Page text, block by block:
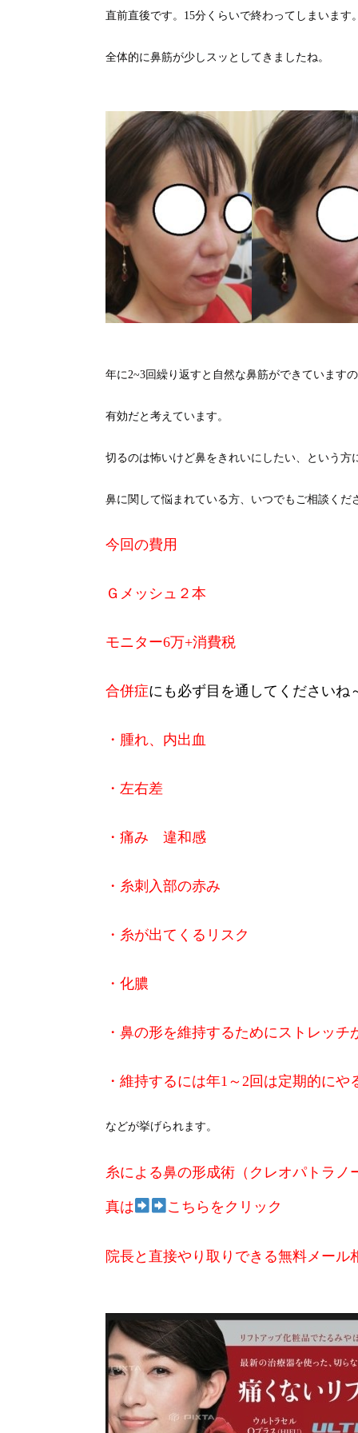
直前直後です。15分くらいで終わってしまいます
全体的に鼻筋が少しスッとしてきましたね。
年に2~3回繰り返すと自然な鼻筋ができています
有効だと考えています。
切るのは怖いけど鼻をきれいにしたい、という方
鼻に関して悩まれている方、いつでもご相談くだ
今回の費用
Ｇメッシュ２本
モニター6万+消費税
合併症にも必ず目を通してくださいね
・腫れ、内出血
・左右差
・痛み 違和感
・糸刺入部の赤み
・糸が出てくるリスク
・化膿
・鼻の形を維持するためにストレッチ
・維持するには年1～2回は定期的にや
などが挙げられます。
糸による鼻の形成術（クレオパトラ
真は こちらをクリック
院長と直接やり取りできる無料メール